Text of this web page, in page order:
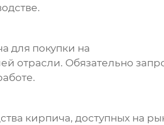
для покупки на
отрасли. Обязательно
кирпича, доступных на